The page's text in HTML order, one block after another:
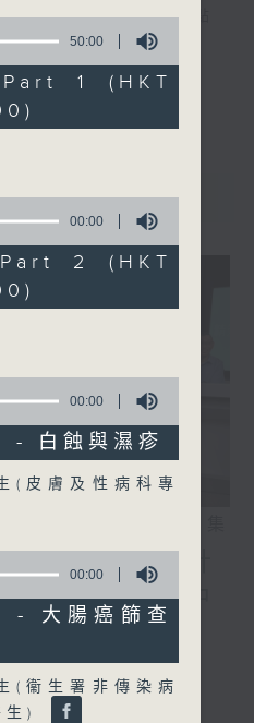
面對，一點健康、多點
守護大眾
護，健康專業人士攜
絡，提供實用醫療健康
10分 香港電台第一
電台第一台
廖杏茵) 設計
尿眼與眼中
識
大學藥理及
師)
50:00
1 (HKT
00:00
2 (HKT
00:00
白蝕與濕疹
(皮膚及性病科專
20:26
大腸癌篩查
(衞生署非傳染病
生)